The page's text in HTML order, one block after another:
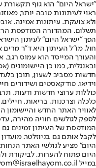
"ישראל היום" הוא גוף תקשורת
ראוי לעיתונות טובה יותר,
ולא צועקת. עיתונות אמינה,
הפך "ישראל היום" לעיתון
חול. מו"ל העיתון היא ד"ר
והעורך המייסד הוא עמוס
חדשות מסביב לשעון, תוכן
וידיאו, פודקאסטים ושידורים
כוללות ערוצי חדשות ודעות,
לאוויר האתר החדש
לספק לגולשים חוויה מהירה,
המודפסת של העיתון זמינים
לקבל אותם גם בניוזלטר.
היום" מציע לגולשי האתר
היום פתוח להערות, לביקורת
במייל hayom@israelhayom.co.il.